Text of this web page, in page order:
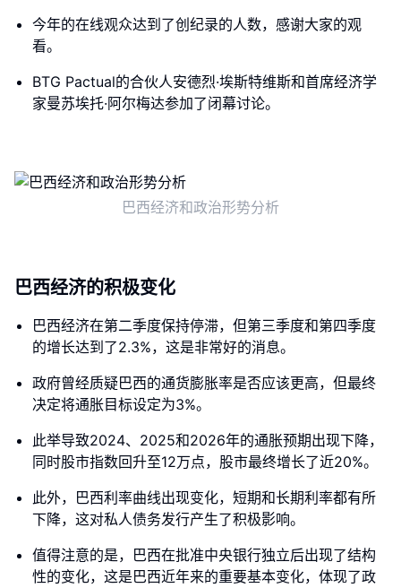
今年的在线观众达到了创纪录的人数，感谢大家的观
看。
BTG Pactual的合伙人安德烈·埃斯特维斯和首席经济学
家曼苏埃托·阿尔梅达参加了闭幕讨论。
巴西经济和政治形势分析
巴西经济的积极变化
巴西经济在第二季度保持停滞，但第三季度和第四季度
的增长达到了2.3%，这是非常好的消息。
政府曾经质疑巴西的通货膨胀率是否应该更高，但最终
决定将通胀目标设定为3%。
此举导致2024、2025和2026年的通胀预期出现下降，
同时股市指数回升至12万点，股市最终增长了近20%。
此外，巴西利率曲线出现变化，短期和长期利率都有所
下降，这对私人债务发行产生了积极影响。
值得注意的是，巴西在批准中央银行独立后出现了结构
性的变化，这是巴西近年来的重要基本变化，体现了政